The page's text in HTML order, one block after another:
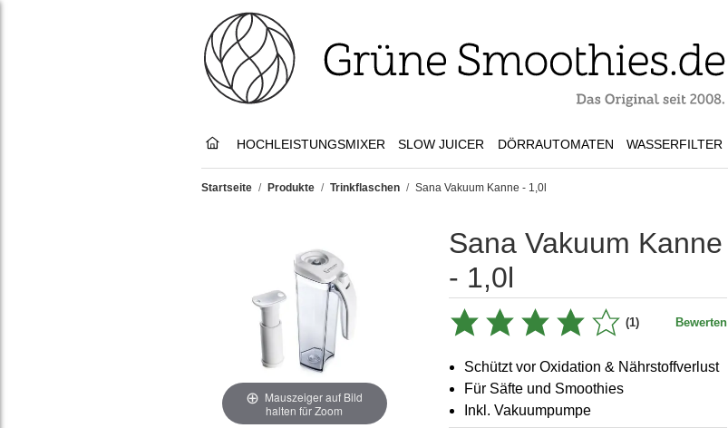
HOCHLEISTUNGSMIXER SLOW JUICER DÖRRAUTOMATEN WASSERFILTER
Startseite / Produkte / Trinkflaschen / Sana Vakuum Kanne - 1,0l
Mauszeiger auf Bild
halten für Zoom
Sana Vakuum Kanne
- 1,0l
(1) Bewerten
Schützt vor Oxidation & Nährstoffverlust
Für Säfte und Smoothies
Inkl. Vakuumpumpe